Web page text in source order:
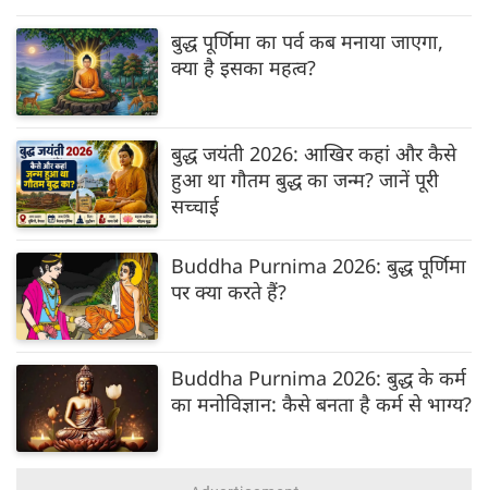
बुद्ध पूर्णिमा का पर्व कब मनाया जाएगा,
क्या है इसका महत्व?
बुद्ध जयंती 2026: आखिर कहां और कैसे
हुआ था गौतम बुद्ध का जन्म? जानें पूरी
सच्चाई
Buddha Purnima 2026: बुद्ध पूर्णिमा
पर क्या करते हैं?
Buddha Purnima 2026: बुद्ध के कर्म
का मनोविज्ञान: कैसे बनता है कर्म से भाग्य?